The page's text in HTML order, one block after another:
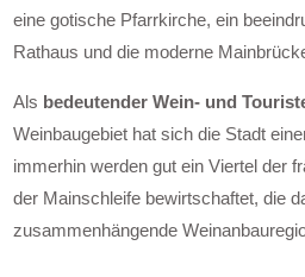
eine gotische Pfarrkirche, ein
Rathaus und die moderne
Als bedeutender Wein- und
Weinbaugebiet hat sich die Stadt
immerhin werden gut ein Viertel der
der Mainschleife bewirtschaftet, die
zusammenhängende